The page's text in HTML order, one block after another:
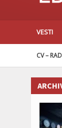
VESTI
CV –